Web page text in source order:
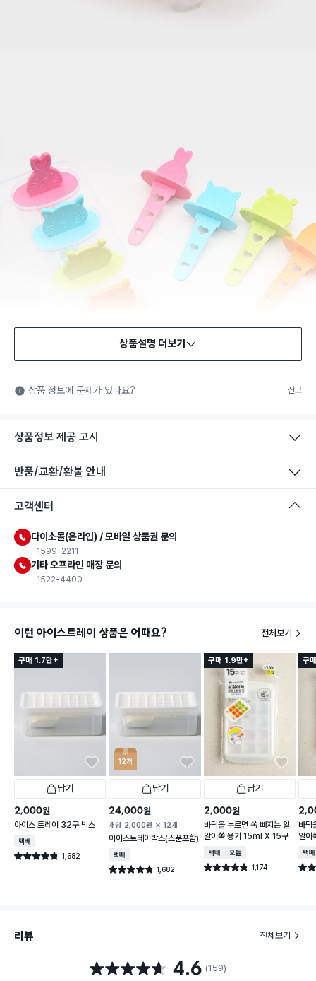
식품용 기구: 식품위생법에서 정한 규격에 따라 제조되어 식품 또
는 식품첨가물에 사용할 수 있는 식품용기구라는 표시입니다.
상품설명 더보기
상품 정보에 문제가 있나요? 신고
상품정보 제공 고시
반품/교환/환불 안내
고객센터
다이소몰(온라인) / 모바일 상품권 문의
1599-2211
기타 오프라인 매장 문의
1522-4400
이런 아이스트레이 상품은 어때요? 전체보기
구매 1.7만+
담기
2,000원
아이스 트레이 32구 박스
택배배송
별점 4.8점 1,682
건 작성
12개
담기
24,000원
개당 2,000원 12개
아이스트레이박스(스푼포함)
택배배송
별점 4.8점 1,682
건 작성
구매 1.9만+
담기
2,000원
바닥을 누르면 쏙 빠지는 알
알이쏙 용기 15ml X 15구
택배배송오늘배송
별점 4.8점 1,174
건 작성
구
바닥
알
택배
별점
리뷰 전체보기
별점 4.6점 4.6 (159)